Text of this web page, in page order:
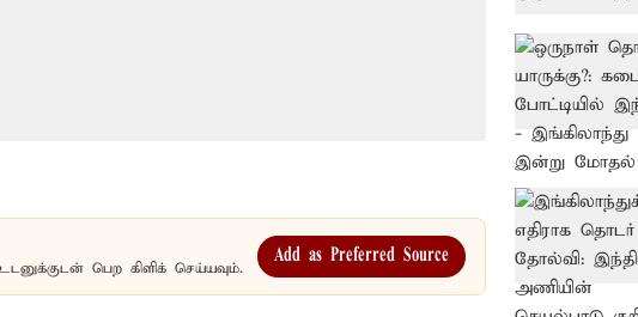
பெற கிளிக் செய்யவும்.
Add as Preferred Source